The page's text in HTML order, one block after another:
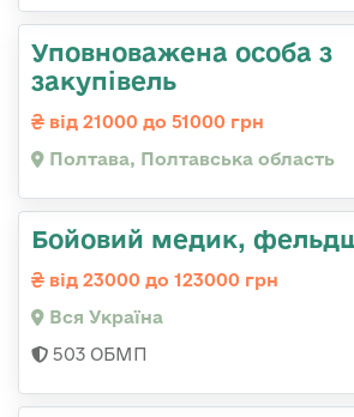
Уповноважена особа з
закупівель
від 21000 до 51000 грн
Полтава, Полтавська область
Бойовий медик,
від 23000 до 123000 грн
Вся Україна
503 ОБМП